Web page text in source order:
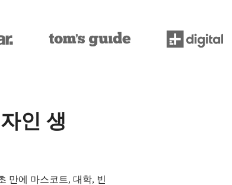
인 생
만에 마스코트, 대학, 빈